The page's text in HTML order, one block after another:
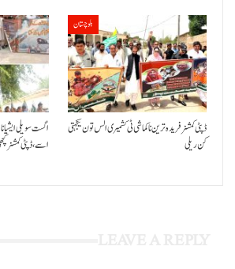
اسے،ڈپٹی کمشنر
بلوچستان
ڈپٹی کمشنر فریدہ ترین نا کماشی ٹی کشمیری الس تون یکجہتی
کن ریلی